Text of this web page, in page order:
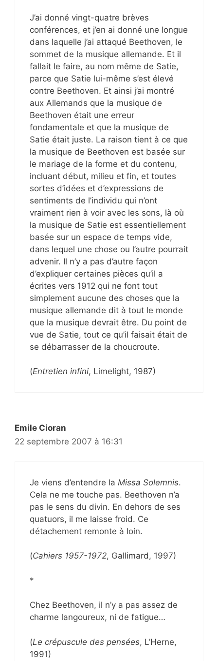
J’ai donné vingt-quatre brèves
conférences, et j’en ai donné une longue
dans laquelle j’ai attaqué Beethoven, le
sommet de la musique allemande. Et il
fallait le faire, au nom même de Satie,
parce que Satie lui-même s’est élevé
contre Beethoven. Et ainsi j’ai montré
aux Allemands que la musique de
Beethoven était une erreur
fondamentale et que la musique de
Satie était juste. La raison tient à ce que
la musique de Beethoven est basée sur
le mariage de la forme et du contenu,
incluant début, milieu et fin, et toutes
sortes d’idées et d’expressions de
sentiments de l’individu qui n’ont
vraiment rien à voir avec les sons, là où
la musique de Satie est essentiellement
basée sur un espace de temps vide,
dans lequel une chose ou l’autre pourrait
advenir. Il n’y a pas d’autre façon
d’expliquer certaines pièces qu’il a
écrites vers 1912 qui ne font tout
simplement aucune des choses que la
musique allemande dit à tout le monde
que la musique devrait être. Du point de
vue de Satie, tout ce qu’il faisait était de
se débarrasser de la choucroute.
(Entretien infini, Limelight, 1987)
Emile Cioran
22 septembre 2007 à 16:31
Je viens d’entendre la Missa Solemnis.
Cela ne me touche pas. Beethoven n’a
pas le sens du divin. En dehors de ses
quatuors, il me laisse froid. Ce
détachement remonte à loin.
(Cahiers 1957-1972, Gallimard, 1997)
*
Chez Beethoven, il n’y a pas assez de
charme langoureux, ni de fatigue…
(Le crépuscule des pensées, L’Herne,
1991)